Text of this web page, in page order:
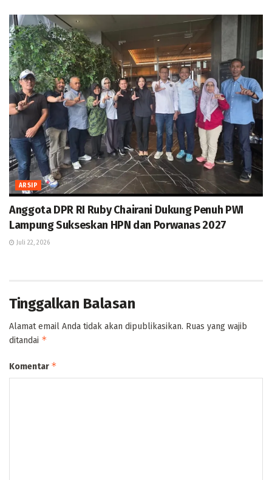
ARSIP
Anggota DPR RI Ruby Chairani Dukung Penuh PWI
Lampung Sukseskan HPN dan Porwanas 2027
Juli 22, 2026
Tinggalkan Balasan
Alamat email Anda tidak akan dipublikasikan. Ruas yang wajib
ditandai *
Komentar *